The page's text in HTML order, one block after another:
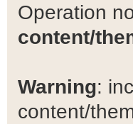
Operation
content/
Warning:
content/